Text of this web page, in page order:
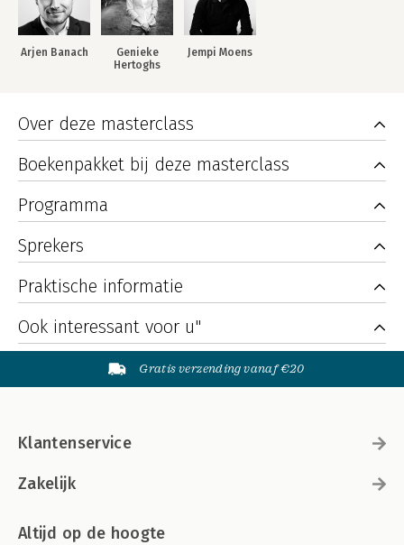
Arjen Banach
Genieke
Hertoghs
Jempi Moens
Over deze masterclass
Boekenpakket bij deze masterclass
Programma
Sprekers
Praktische informatie
Ook interessant voor u"
Gratis verzending vanaf €20
Klantenservice
Zakelijk
Altijd op de hoogte